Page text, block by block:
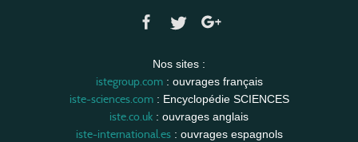
Nos sites :
istegroup.com: ouvrages français
iste-sciences.com: Encyclopédie SCIENCES
iste.co.uk : ouvrages anglais
iste-international.es: ouvrages espagnols